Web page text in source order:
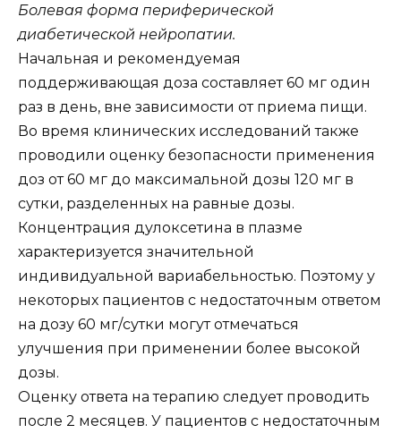
Болевая форма периферической
диабетической нейропатии.
Начальная и рекомендуемая
поддерживающая доза составляет 60 мг один
раз в день, вне зависимости от приема пищи.
Во время клинических исследований также
проводили оценку безопасности применения
доз от 60 мг до максимальной дозы 120 мг в
сутки, разделенных на равные дозы.
Концентрация дулоксетина в плазме
характеризуется значительной
индивидуальной вариабельностью. Поэтому у
некоторых пациентов с недостаточным ответом
на дозу 60 мг/сутки могут отмечаться
улучшения при применении более высокой
дозы.
Оценку ответа на терапию следует проводить
после 2 месяцев. У пациентов с недостаточным